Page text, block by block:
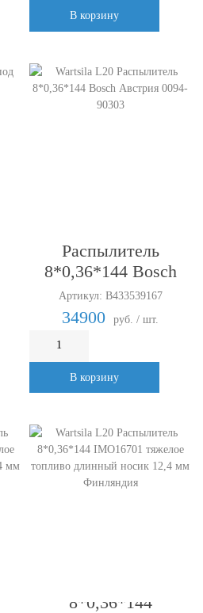
В корзину
Распылитель
8*0,36*144 Bosch
Австрия 0094-90303
Артикул: B433539167
34900 руб. / шт.
В корзину
8*0,36*144